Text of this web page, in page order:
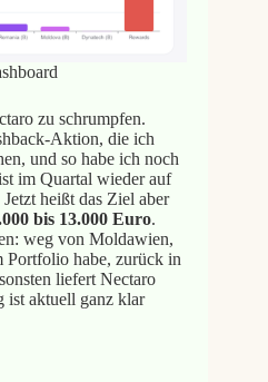
zu schrumpfen.
Aktion, die ich
und so habe ich noch
im Quartal wieder auf
heißt das Ziel aber
bis 13.000 Euro.
weg von Moldawien,
habe, zurück in
liefert Nectaro
ist aktuell ganz klar